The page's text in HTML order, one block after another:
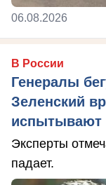
06.08.2026
В России
Генералы
Зеленский
испытывают
Эксперты
падает.